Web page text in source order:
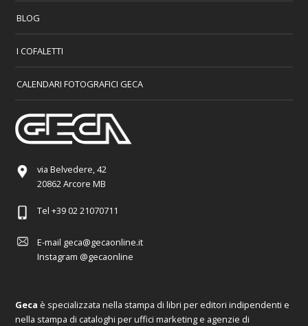
BLOG
I COFALETTI
CALENDARI FOTOGRAFICI GECA
via Belvedere, 42
20862 Arcore MB
Tel +39 02 21070711
E-mail geca@gecaonline.it
Instagram @gecaonline
Geca è specializzata nella stampa di libri per editori indipendenti e
nella stampa di cataloghi per uffici marketing e agenzie di